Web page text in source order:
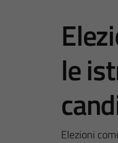
le
Elezioni